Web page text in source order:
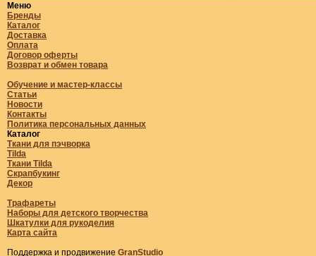
Меню
Бренды
Каталог
Доставка
Оплата
Договор оферты
Возврат и обмен товара
Обучение и мастер-классы
Статьи
Новости
Контакты
Политика персональных данных
Каталог
Ткани для пэчворка
Tilda
Ткани Tilda
Скрапбукинг
Декор
Трафареты
Наборы для детского творчества
Шкатулки для рукоделия
Карта сайта
Поддержка и продвижение GranStudio